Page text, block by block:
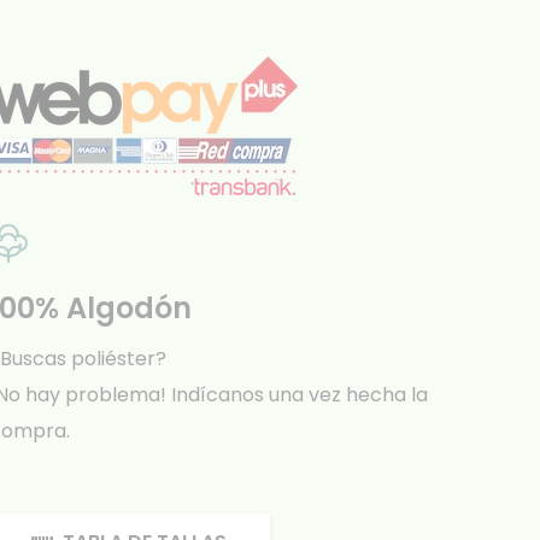
Algodón
poliéster?
hay problema! Indícanos una vez hecha la